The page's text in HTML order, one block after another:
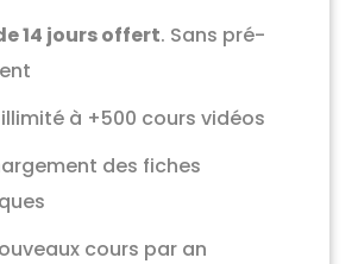
14 jours offert. Sans pré-
à +500 cours vidéos
des fiches
cours par an